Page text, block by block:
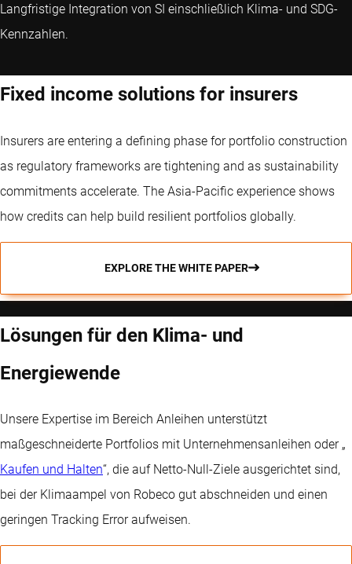
Langfristige Integration von SI einschließlich Klima- und SDG-
Kennzahlen.
Fixed income solutions for insurers
Insurers are entering a defining phase for portfolio construction
as regulatory frameworks are tightening and as sustainability
commitments accelerate. The Asia-Pacific experience shows
how credits can help build resilient portfolios globally.
EXPLORE THE WHITE PAPER
Lösungen für den Klima- und
Energiewende
Unsere Expertise im Bereich Anleihen unterstützt
maßgeschneiderte Portfolios mit Unternehmensanleihen oder „
Kaufen und Halten“, die auf Netto-Null-Ziele ausgerichtet sind,
bei der Klimaampel von Robeco gut abschneiden und einen
geringen Tracking Error aufweisen.